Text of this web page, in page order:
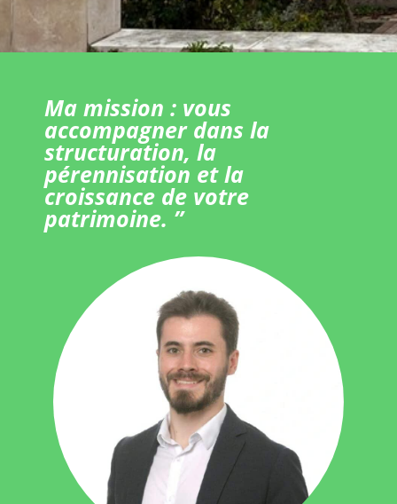
Ma mission : vous
accompagner dans la
structuration, la
pérennisation et la
croissance de votre
patrimoine. ”